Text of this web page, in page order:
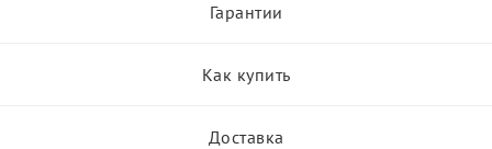
Гарантии
Как купить
Доставка